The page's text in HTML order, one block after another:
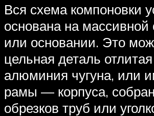
Вся схема компоновки
основана на массивной
или основании. Это
цельная деталь
алюминия чугуна, или
рамы — корпуса,
обрезков труб или